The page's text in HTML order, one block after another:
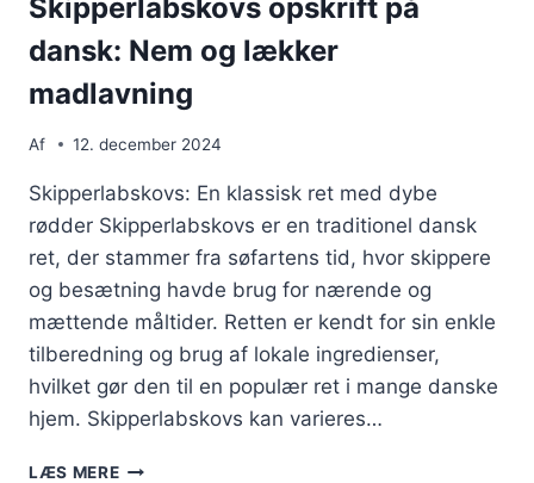
Skipperlabskovs opskrift på
dansk: Nem og lækker
madlavning
Af 12. december 2024
Skipperlabskovs: En klassisk ret med dybe
rødder Skipperlabskovs er en traditionel dansk
ret, der stammer fra søfartens tid, hvor skippere
og besætning havde brug for nærende og
mættende måltider. Retten er kendt for sin enkle
tilberedning og brug af lokale ingredienser,
hvilket gør den til en populær ret i mange danske
hjem. Skipperlabskovs kan varieres…
LÆS MERESKIPPERLABSKOVS